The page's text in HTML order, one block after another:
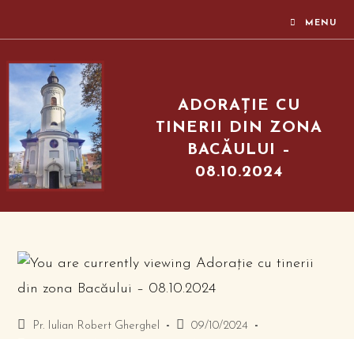
MENU
ADORAȚIE CU
TINERII DIN ZONA
BACĂULUI –
08.10.2024
Pr. Iulian Robert Gherghel
09/10/2024